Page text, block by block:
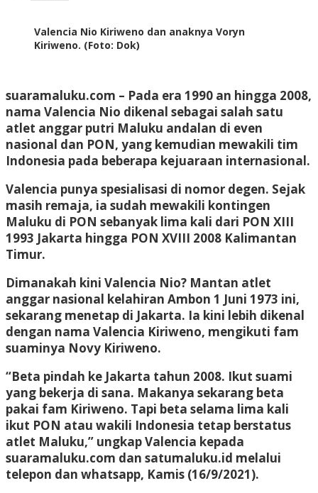
Valencia Nio Kiriweno dan anaknya Voryn
Kiriweno. (Foto: Dok)
suaramaluku.com – Pada era 1990 an hingga 2008,
nama Valencia Nio dikenal sebagai salah satu
atlet anggar putri Maluku andalan di even
nasional dan PON, yang kemudian mewakili tim
Indonesia pada beberapa kejuaraan internasional.
Valencia punya spesialisasi di nomor degen. Sejak
masih remaja, ia sudah mewakili kontingen
Maluku di PON sebanyak lima kali dari PON XIII
1993 Jakarta hingga PON XVIII 2008 Kalimantan
Timur.
Dimanakah kini Valencia Nio? Mantan atlet
anggar nasional kelahiran Ambon 1 Juni 1973 ini,
sekarang menetap di Jakarta. Ia kini lebih dikenal
dengan nama Valencia Kiriweno, mengikuti fam
suaminya Novy Kiriweno.
“Beta pindah ke Jakarta tahun 2008. Ikut suami
yang bekerja di sana. Makanya sekarang beta
pakai fam Kiriweno. Tapi beta selama lima kali
ikut PON atau wakili Indonesia tetap berstatus
atlet Maluku,” ungkap Valencia kepada
suaramaluku.com dan satumaluku.id melalui
telepon dan whatsapp, Kamis (16/9/2021).